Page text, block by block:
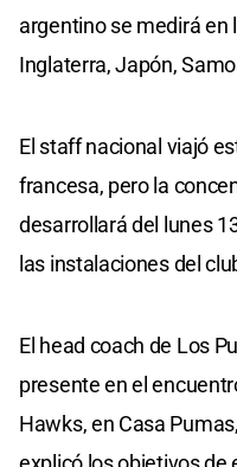
argentino se medirá en
Inglaterra, Japón,
El staff nacional viajó
francesa, pero la
desarrollará del lunes
las instalaciones del
El head coach de Los
presente en el
Hawks, en Casa